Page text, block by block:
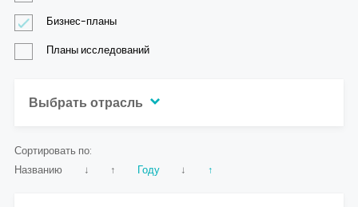
Контакты
Сортировать по:
Названию
↓ ↑ Году ↓ ↑
Бизнес-планы
Планы исследований
Выбрать отрасль